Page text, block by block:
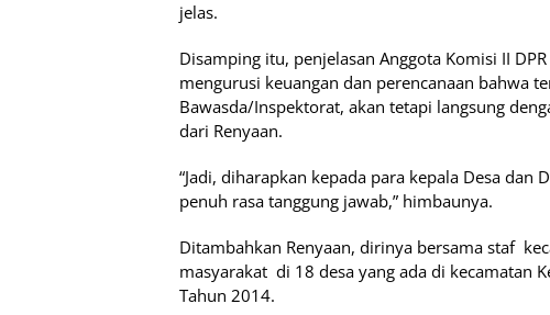
jelas.
Disamping itu, penjelasan Anggota Komisi II
mengurusi keuangan dan perencanaan bahwa
Bawasda/Inspektorat, akan tetapi langsung
dari Renyaan.
“Jadi, diharapkan kepada para kepala Desa dan
penuh rasa tanggung jawab,” himbaunya.
Ditambahkan Renyaan, dirinya bersama staf
masyarakat di 18 desa yang ada di kecamatan
Tahun 2014.